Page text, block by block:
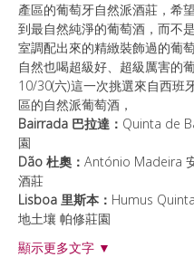
產區的葡萄牙自然派酒莊，希
到最自然純淨的葡萄酒，而不
室調配出來的精緻裝飾過的葡
自然也喝超級好、超級厲害的葡
10/30(六)這一次挑選來自西班
區的自然派葡萄酒，
Bairrada 巴拉達： Quinta de
園
Dão 杜奧： António Madeira
酒莊
Lisboa 里斯本： Humus
地土壤 帕修莊園
顯示更多文字 ▼